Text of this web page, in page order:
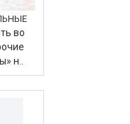
во
н..